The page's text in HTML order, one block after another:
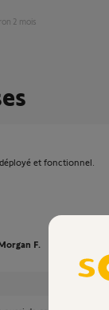
2 mois
et fonctionnel.
F.